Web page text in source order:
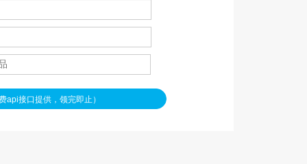
api接口提供，领完即止）